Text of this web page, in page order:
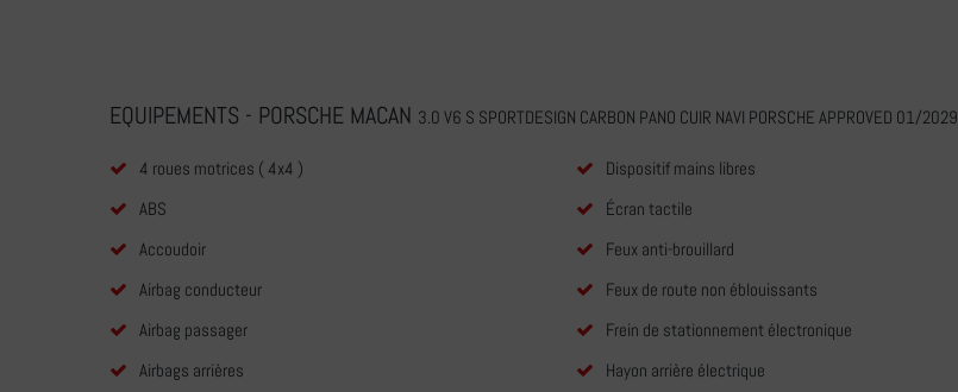
EQUIPEMENTS - PORSCHE MACAN 3.0 V6 S SPORTDESIGN CARBON PANO CUIR NAVI PORSCHE APPROVED 01/2029
4 roues motrices ( 4x4 )
ABS
Accoudoir
Airbag conducteur
Airbag passager
Airbags arrières
Dispositif mains libres
Écran tactile
Feux anti-brouillard
Feux de route non éblouissants
Frein de stationnement électronique
Hayon arrière électrique